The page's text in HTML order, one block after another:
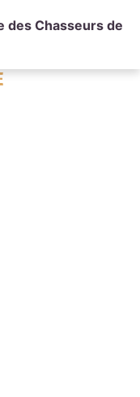
des Chasseurs de